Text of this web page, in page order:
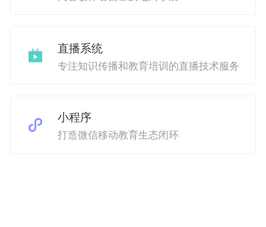
直播系统
专注知识传播和教育培训的直播技术服务
小程序
打造微信移动教育生态闭环